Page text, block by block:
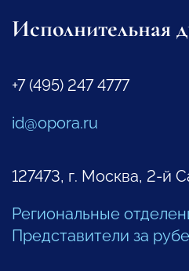
Исполнительная
+7 (495) 247 4777
id@opora.ru
127473, г. Москва, 2-й
Региональные
Представители за